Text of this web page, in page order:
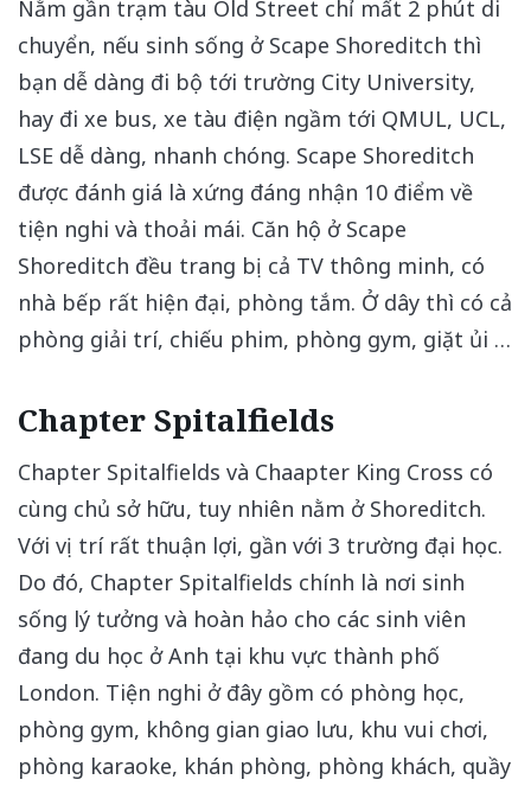
Nằm gần trạm tàu Old Street chỉ mất 2 phút di
chuyển, nếu sinh sống ở Scape Shoreditch thì
bạn dễ dàng đi bộ tới trường City University,
hay đi xe bus, xe tàu điện ngầm tới QMUL, UCL,
LSE dễ dàng, nhanh chóng. Scape Shoreditch
được đánh giá là xứng đáng nhận 10 điểm về
tiện nghi và thoải mái. Căn hộ ở Scape
Shoreditch đều trang bị cả TV thông minh, có
nhà bếp rất hiện đại, phòng tắm. Ở dây thì có cả
phòng giải trí, chiếu phim, phòng gym, giặt ủi …
Chapter Spitalfields
Chapter Spitalfields và Chaapter King Cross có
cùng chủ sở hữu, tuy nhiên nằm ở Shoreditch.
Với vị trí rất thuận lợi, gần với 3 trường đại học.
Do đó, Chapter Spitalfields chính là nơi sinh
sống lý tưởng và hoàn hảo cho các sinh viên
đang du học ở Anh tại khu vực thành phố
London. Tiện nghi ở đây gồm có phòng học,
phòng gym, không gian giao lưu, khu vui chơi,
phòng karaoke, khán phòng, phòng khách, quầy